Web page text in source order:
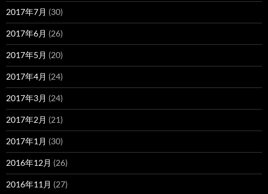
2017年7月 (30)
2017年6月 (26)
2017年5月 (20)
2017年4月 (24)
2017年3月 (24)
2017年2月 (21)
2017年1月 (30)
2016年12月 (26)
2016年11月 (27)